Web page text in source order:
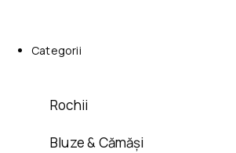
Categorii
Rochii
Bluze & Cămăși